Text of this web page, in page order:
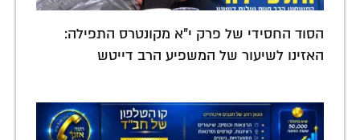
הסוד החסידי של פרק י"א מקונטרס התפילה:
האזינו לשיעור של המשפיע הרב דייטש